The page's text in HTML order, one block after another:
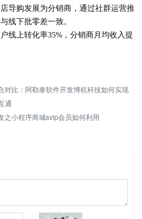
店导购发展为分销商，通过社群运营推
线下批零差一致。
户线上转化率35%，分销商月均收入提
对比：阿勒泰软件开发博杭科技如何实现
通
之小程序商城svip会员如何利用